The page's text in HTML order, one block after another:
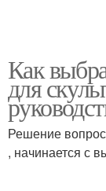
Как
для
Решение
, начинается с